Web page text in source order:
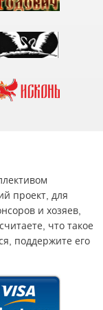
проект, для
и хозяев,
что такое
поддержите его